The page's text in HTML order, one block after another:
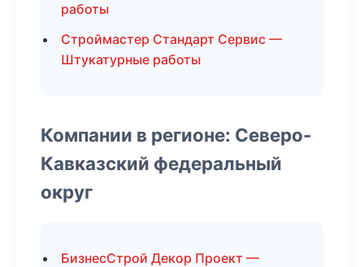
работы
Строймастер Стандарт Сервис —
Штукатурные работы
Компании в регионе: Северо-
Кавказский федеральный
округ
БизнесСтрой Декор Проект —